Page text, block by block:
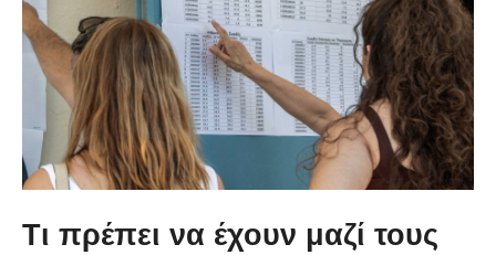
Τι πρέπει να έχουν μαζί τους